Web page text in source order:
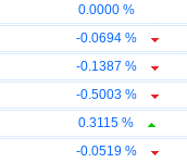
0.0000 %
-0.0694 %
-0.1387 %
-0.5003 %
0.3115 %
-0.0519 %